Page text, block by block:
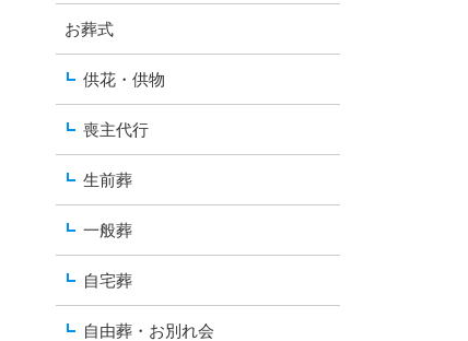
お葬式
供花・供物
喪主代行
生前葬
一般葬
自宅葬
自由葬・お別れ会